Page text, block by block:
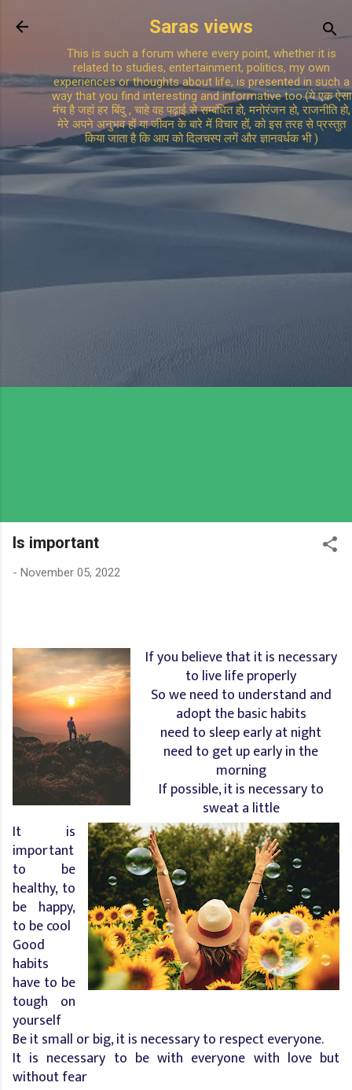
Skip to main content
Saras views
This is such a forum where every point, whether it is
related to studies, entertainment, politics, my own
experiences or thoughts about life, is presented in such a
way that you find interesting and informative too.(ये एक ऐसा
मंच है जहां हर बिंदु , चाहे वह पढ़ाई से सम्बंधित हो, मनोरंजन हो, राजनीति हो,
मेरे अपने अनुभव हों या जीवन के बारे में विचार हों, को इस तरह से प्रस्तुत
किया जाता है कि आप को दिलचस्प लगें और ज्ञानवर्धक भी )
Is important
- November 05, 2022
If you believe that it is necessary
to live life properly
So we need to understand and
adopt the basic habits
need to sleep early at night
need to get up early in the
morning
If possible, it is necessary to
sweat a little
It is
important
to be
healthy, to
be happy,
to be cool
Good
habits
have to be
tough on
yourself
Be it small or big, it is necessary to respect everyone.
It is necessary to be with everyone with love but
without fear